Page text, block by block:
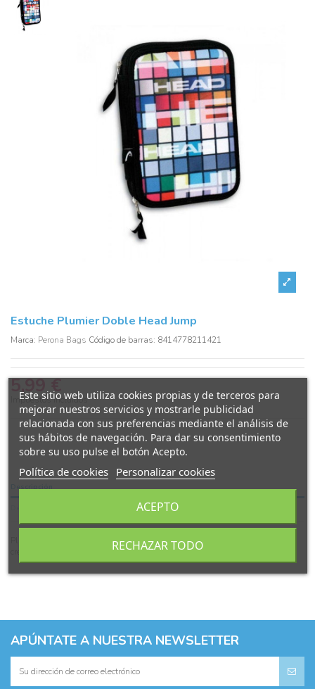
Estuche Plumier Doble Head Jump
Marca: Perona Bags Código de barras: 8414778211421
5,99 €
Impuestos incluidos
Plumier doble de Head Jump con lapices, reglas, goma de borrar, etc. Con 2
APÚNTATE A NUESTRA NEWSLETTER
Este sitio web utiliza cookies propias y de terceros para
mejorar nuestros servicios y mostrarle publicidad
relacionada con sus preferencias mediante el análisis de
sus hábitos de navegación. Para dar su consentimiento
sobre su uso pulse el botón Acepto.
Política de cookies Personalizar cookies
RECHAZAR TODO
ACEPTO